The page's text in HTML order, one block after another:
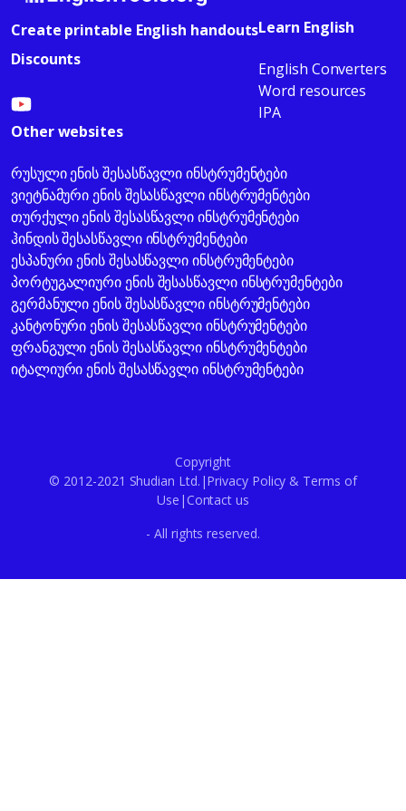
Create printable English handouts
Discounts
Learn English
English Converters
Word resources
IPA
Other websites
რუსული ენის შესასწავლი ინსტრუმენტები
ვიეტნამური ენის შესასწავლი ინსტრუმენტები
თურქული ენის შესასწავლი ინსტრუმენტები
ჰინდის შესასწავლი ინსტრუმენტები
ესპანური ენის შესასწავლი ინსტრუმენტები
პორტუგალიური ენის შესასწავლი ინსტრუმენტები
გერმანული ენის შესასწავლი ინსტრუმენტები
კანტონური ენის შესასწავლი ინსტრუმენტები
ფრანგული ენის შესასწავლი ინსტრუმენტები
იტალიური ენის შესასწავლი ინსტრუმენტები
Copyright
© 2012-2021 Shudian Ltd.|Privacy Policy & Terms of
Use | Contact us
- All rights reserved.